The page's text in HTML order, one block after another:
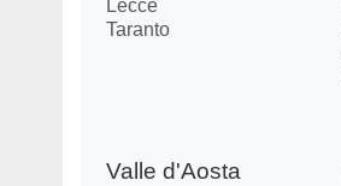
Lecce
Taranto
Valle d'Aosta